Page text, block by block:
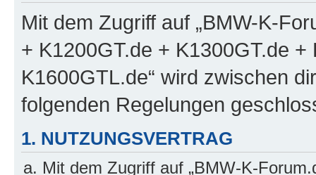
Mit dem Zugriff auf „BMW-K-
+ K1200GT.de + K1300GT.de
K1600GTL.de“ wird zwischen
folgenden Regelungen
1. NUTZUNGSVERTRAG
Mit dem Zugriff auf „BMW-K-